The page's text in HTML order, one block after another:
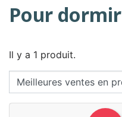
Pour dormir
Il y a 1 produit.